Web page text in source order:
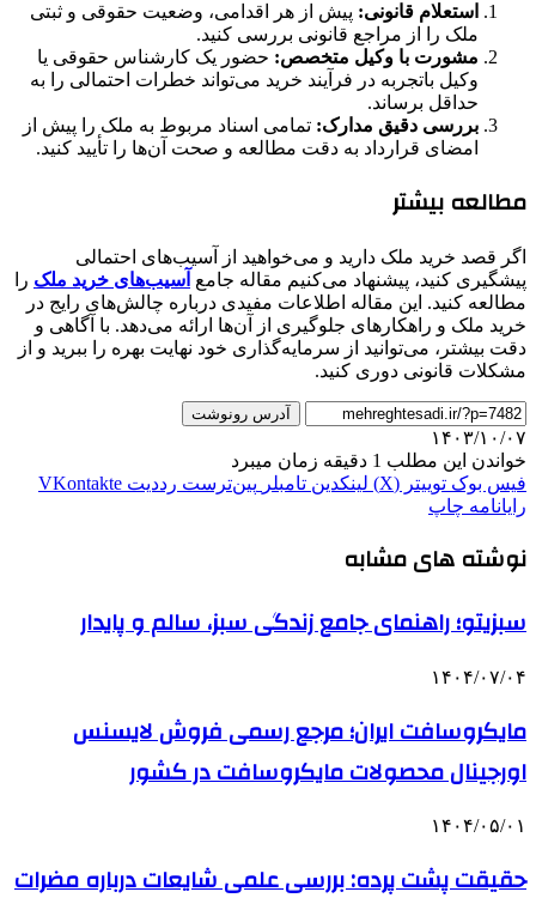
استعلام قانونی: پیش از هر اقدامی، وضعیت حقوقی و ثبتی
ملک را از مراجع قانونی بررسی کنید.
مشورت با وکیل متخصص: حضور یک کارشناس حقوقی یا
وکیل باتجربه در فرآیند خرید می‌تواند خطرات احتمالی را به
حداقل برساند.
بررسی دقیق مدارک: تمامی اسناد مربوط به ملک را پیش از
امضای قرارداد به دقت مطالعه و صحت آن‌ها را تأیید کنید.
مطالعه بیشتر
اگر قصد خرید ملک دارید و می‌خواهید از آسیب‌های احتمالی
پیشگیری کنید، پیشنهاد می‌کنیم مقاله جامع آسیب‌های خرید ملک را
مطالعه کنید. این مقاله اطلاعات مفیدی درباره چالش‌های رایج در
خرید ملک و راهکارهای جلوگیری از آن‌ها ارائه می‌دهد. با آگاهی و
دقت بیشتر، می‌توانید از سرمایه‌گذاری خود نهایت بهره را ببرید و از
مشکلات قانونی دوری کنید.
آدرس رونوشت
۱۴۰۳/۱۰/۰۷
خواندن این مطلب 1 دقیقه زمان میبرد
فیس بوک توییتر (X) لینکدین ‫تامبلر ‫پین‌ترست ‫رددیت ‫VKontakte
رایانامه چاپ
نوشته های مشابه
سبزیتو؛ راهنمای جامع زندگی سبز، سالم و پایدار
۱۴۰۴/۰۷/۰۴
مایکروسافت ایران؛ مرجع رسمی فروش لایسنس
اورجینال محصولات مایکروسافت در کشور
۱۴۰۴/۰۵/۰۱
حقیقت پشت پرده: بررسی علمی شایعات درباره مضرات